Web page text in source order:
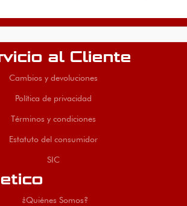
al Cliente
Cambios y devoluciones
Política de privacidad
Términos y condiciones
Estatuto del consumidor
SIC
¿Quiénes Somos?